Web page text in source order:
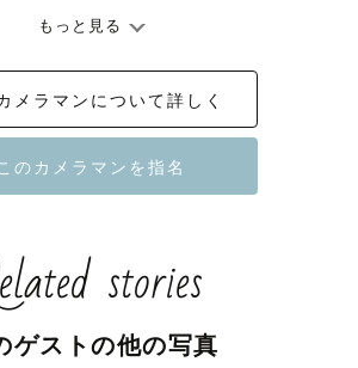
柄です🙌
りの方からは
い人柄 』
ることが多いです🌱
されることもあると思いますが、
もっと見る
メラマンについて詳しく
stories
ゲストの他の写真